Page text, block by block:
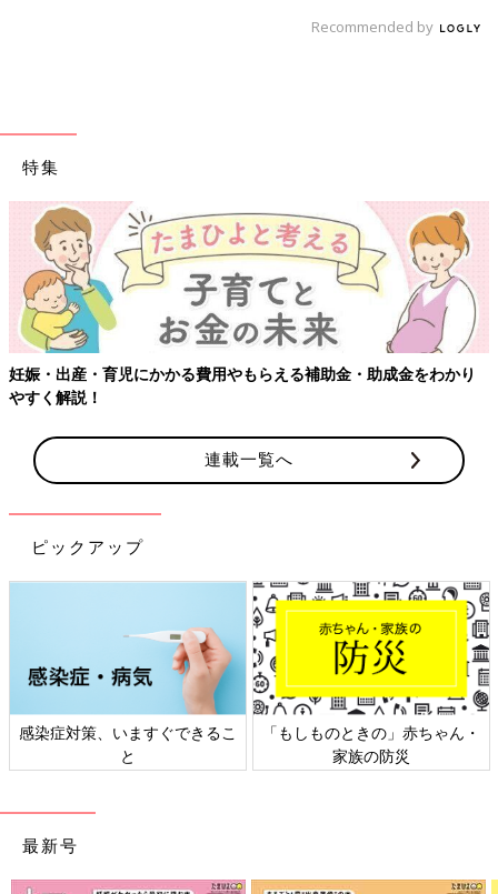
Recommended by
特集
妊娠・出産・育児にかかる費用やもらえる補助金・助成金をわかり
やすく解説！
連載一覧へ
ピックアップ
感染症対策、いますぐできるこ
と
「もしものときの」赤ちゃん・
家族の防災
最新号